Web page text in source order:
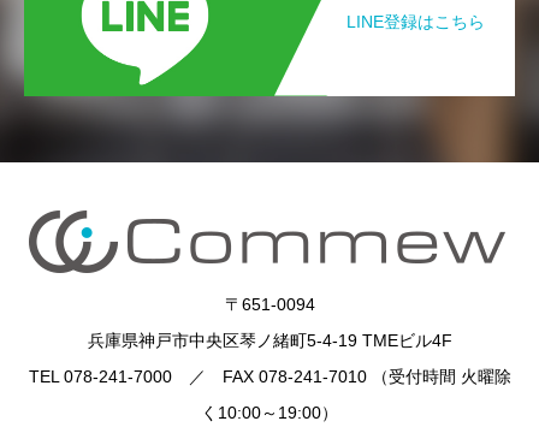
LINE登録はこちら
〒651-0094
兵庫県神戸市中央区琴ノ緒町5-4-19 TMEビル4F
TEL 078-241-7000 ／ FAX 078-241-7010 （受付時間 火曜除
く10:00～19:00）